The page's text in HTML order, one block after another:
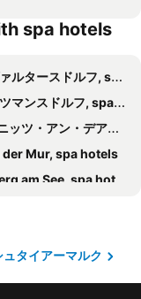
spa hotels
タースドルフ, spa hotels
ンスドルフ, spa hotels
ン・デア・タイヒャルム, spa hotels
der Mur, spa hotels
am See, spa hotels
der Rax, spa hotels
hotels
spa hotels
ュタイアーマルク